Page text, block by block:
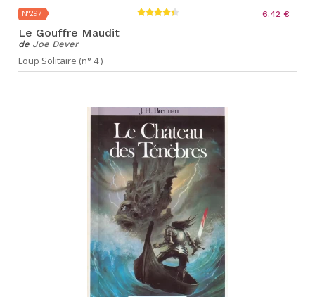
N°297 6.42 €
Le Gouffre Maudit
de Joe Dever
Loup Solitaire (n° 4 )